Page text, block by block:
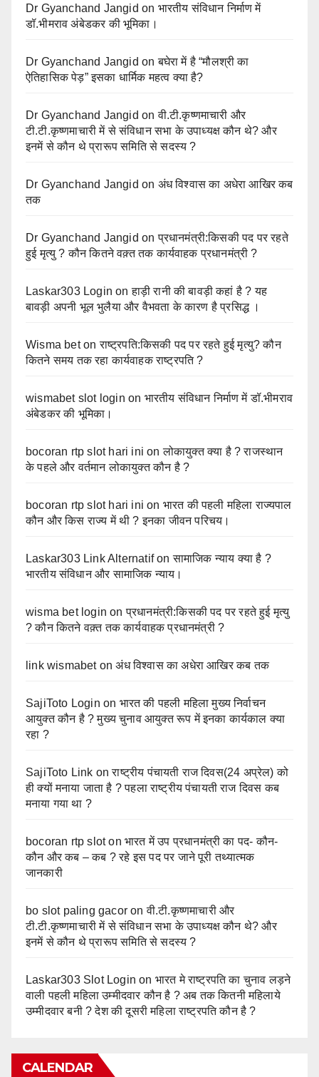
Dr Gyanchand Jangid on भारतीय संविधान निर्माण में
डॉ.भीमराव अंबेडकर की भूमिका।
Dr Gyanchand Jangid onबघेरा में है “मौलश्री का
ऐतिहासिक पेड़” इसका धार्मिक महत्व क्या है?
Dr Gyanchand Jangid onवी.टी.कृष्णमाचारी और
टी.टी.कृष्णमाचारी में से संविधान सभा के उपाध्यक्ष कौन थे? और
इनमें से कौन थे प्रारूप समिति से सदस्य ?
Dr Gyanchand Jangid on अंध विश्वास का अधेरा आखिर कब
तक
Dr Gyanchand Jangid onप्रधानमंत्री:किसकी पद पर रहते
हुई मृत्यु ? कौन कितने वक़्त तक कार्यवाहक प्रधानमंत्री ?
Laskar303 Login onहाड़ी रानी की बावड़ी कहां है ? यह
बावड़ी अपनी भूल भुलैया और वैभवता के कारण है प्रसिद्ध ।
Wisma betonराष्ट्रपति:किसकी पद पर रहते हुई मृत्यु? कौन
कितने समय तक रहा कार्यवाहक राष्ट्रपति ?
wismabet slot login on भारतीय संविधान निर्माण में डॉ.भीमराव
अंबेडकर की भूमिका।
bocoran rtp slot hari ini onलोकायुक्त क्या है ? राजस्थान
के पहले और वर्तमान लोकायुक्त कौन है ?
bocoran rtp slot hari ini on भारत की पहली महिला राज्यपाल
कौन और किस राज्य में थी ? इनका जीवन परिचय।
Laskar303 Link Alternatifonसामाजिक न्याय क्या है ?
भारतीय संविधान और सामाजिक न्याय।
wisma bet login onप्रधानमंत्री:किसकी पद पर रहते हुई मृत्यु
? कौन कितने वक़्त तक कार्यवाहक प्रधानमंत्री ?
link wismabetonअंध विश्वास का अधेरा आखिर कब तक
SajiToto Login on भारत की पहली महिला मुख्य निर्वाचन
आयुक्त कौन है ? मुख्य चुनाव आयुक्त रूप में इनका कार्यकाल क्या
रहा ?
SajiToto Link onराष्ट्रीय पंचायती राज दिवस(24 अप्रेल) को
ही क्यों मनाया जाता है ? पहला राष्ट्रीय पंचायती राज दिवस कब
मनाया गया था ?
bocoran rtp slotonभारत में उप प्रधानमंत्री का पद- कौन-
कौन और कब – कब ? रहे इस पद पर जाने पूरी तथ्यात्मक
जानकारी
bo slot paling gacor onवी.टी.कृष्णमाचारी और
टी.टी.कृष्णमाचारी में से संविधान सभा के उपाध्यक्ष कौन थे? और
इनमें से कौन थे प्रारूप समिति से सदस्य ?
Laskar303 Slot Login on भारत मे राष्ट्रपति का चुनाव लड़ने
वाली पहली महिला उम्मीदवार कौन है ? अब तक कितनी महिलाये
उम्मीदवार बनी ? देश की दूसरी महिला राष्ट्रपति कौन है ?
CALENDAR